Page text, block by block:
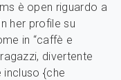
è open riguardo a
her profile su
in “caffè e
divertente
incluso {che